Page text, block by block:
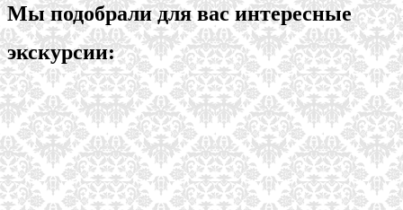
Мы подобрали для вас интересные
экскурсии: